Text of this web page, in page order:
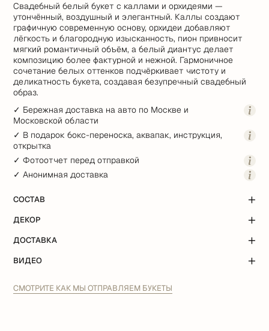
Свадебный белый букет с каллами и орхидеями —
утончённый, воздушный и элегантный. Каллы создают
графичную современную основу, орхидеи добавляют
лёгкость и благородную изысканность, пион привносит
мягкий романтичный объём, а белый диантус делает
композицию более фактурной и нежной. Гармоничное
сочетание белых оттенков подчёркивает чистоту и
деликатность букета, создавая безупречный свадебный
образ.
✓ Бережная доставка на авто по Москве и
Московской области
✓ В подарок бокс-переноска, аквапак, инструкция,
открытка
✓ Фотоотчет перед отправкой
✓ Анонимная доставка
СОСТАВ
ДЕКОР
ДОСТАВКА
ВИДЕО
СМОТРИТЕ КАК МЫ ОТПРАВЛЯЕМ БУКЕТЫ